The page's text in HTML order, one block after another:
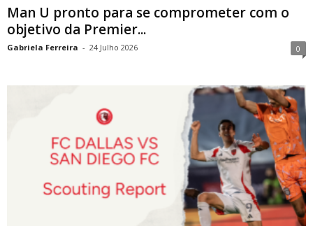
Man U pronto para se comprometer com o
objetivo da Premier...
Gabriela Ferreira - 24 Julho 2026 0